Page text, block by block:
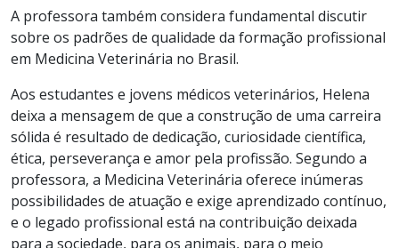
A professora também considera fundamental discutir
sobre os padrões de qualidade da formação profissional
em Medicina Veterinária no Brasil.
Aos estudantes e jovens médicos veterinários, Helena
deixa a mensagem de que a construção de uma carreira
sólida é resultado de dedicação, curiosidade científica,
ética, perseverança e amor pela profissão. Segundo a
professora, a Medicina Veterinária oferece inúmeras
possibilidades de atuação e exige aprendizado contínuo,
e o legado profissional está na contribuição deixada
para a sociedade, para os animais, para o meio